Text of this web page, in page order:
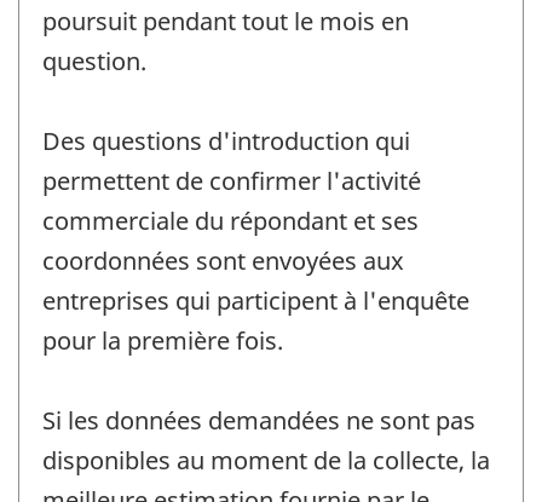
poursuit pendant tout le mois en
question.
Des questions d'introduction qui
permettent de confirmer l'activité
commerciale du répondant et ses
coordonnées sont envoyées aux
entreprises qui participent à l'enquête
pour la première fois.
Si les données demandées ne sont pas
disponibles au moment de la collecte, la